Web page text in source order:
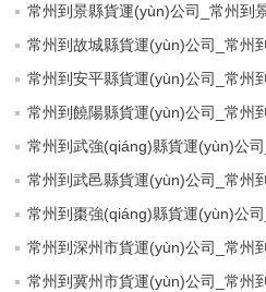
常州到景縣貨運(yùn)公司_常州到
常州到故城縣貨運(yùn)公司_常州
常州到安平縣貨運(yùn)公司_常州
常州到饒陽縣貨運(yùn)公司_常州
常州到武強(qiáng)縣貨運(yùn)公
常州到武邑縣貨運(yùn)公司_常州
常州到棗強(qiáng)縣貨運(yùn)公
常州到深州市貨運(yùn)公司_常州
常州到冀州市貨運(yùn)公司_常州